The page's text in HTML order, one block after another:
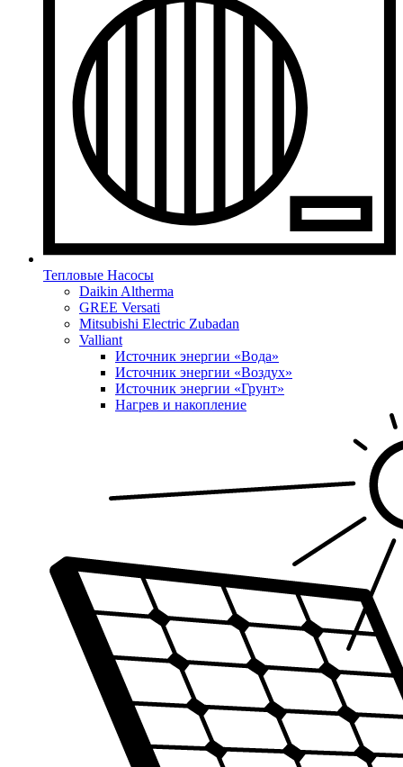
Тепловые Насосы
Daikin Altherma
GREE Versati
Mitsubishi Electric Zubadan
Valliant
Источник энергии «Вода»
Источник энергии «Воздух»
Источник энергии «Грунт»
Нагрев и накопление